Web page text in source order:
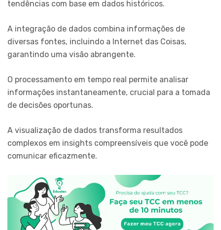
tendências com base em dados históricos.
A integração de dados combina informações de
diversas fontes, incluindo a Internet das Coisas,
garantindo uma visão abrangente.
O processamento em tempo real permite analisar
informações instantaneamente, crucial para a tomada
de decisões oportunas.
A visualização de dados transforma resultados
complexos em insights compreensíveis que você pode
comunicar eficazmente.